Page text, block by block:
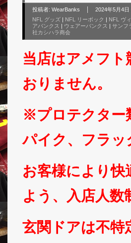
投稿者: WearBanks 2024年5月4日
NFL グッズ | NFL リーボック | NFL ヴ
アバンクス | ウェアーバンクス | サンフ
社カシハラ商会
当店はアメフト
おりません。
※プロテクター
パイク、フラッ
お客様により快
よう、入店人
玄関ドアは不特